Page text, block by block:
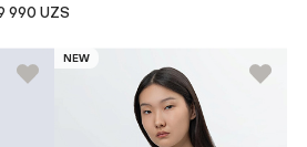
990 UZS
NEW